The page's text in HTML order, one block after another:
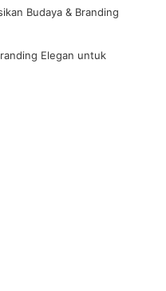
Budaya & Branding
Elegan untuk